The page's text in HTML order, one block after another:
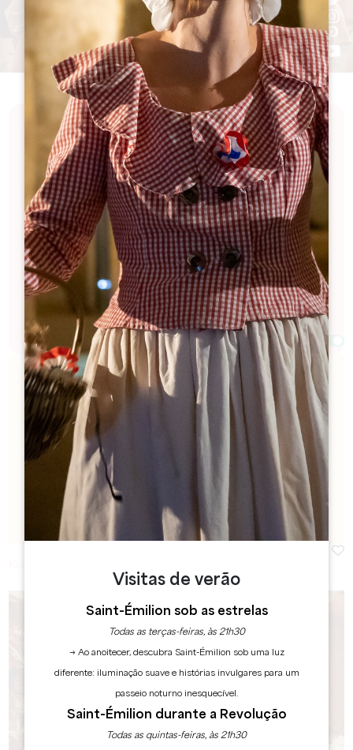
Mergulhe na emoção do Grand Saint-Émilionnais
através dos seus principais eventos. Participe em
festivais cativantes, saboreie delícias
gastronómicas em eventos gourmet e mergulhe
na história graças aos nossos eventos culturais
revigorantes. Sinta a adrenalina das competições
desportivas e partilhe a diversão em família com os
nossos eventos especiais. Explore uma gama de
experiências vibrantes que revelam toda a riqueza
da nossa região.
Filtros 55 Resultado(s)
Afficher la carte
Visitas de verão
Saint-Émilion sob as estrelas
Todas as terças-feiras, às 21h30
→ Ao anoitecer, descubra Saint-Émilion sob uma luz
diferente: iluminação suave e histórias invulgares para um
passeio noturno inesquecível.
Saint-Émilion durante a Revolução
Todas as quintas-feiras, às 21h30